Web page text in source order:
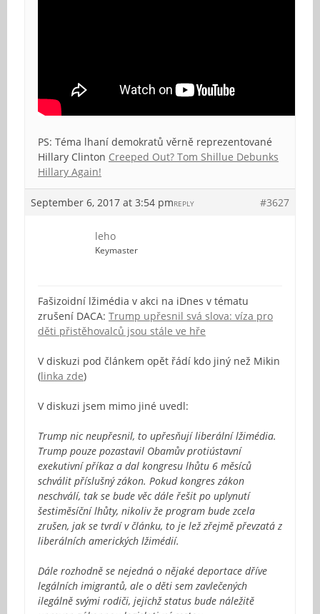
PS: Téma lhaní demokratů věrně reprezentované
Hillary Clinton Creeped Out? Tom Shillue Debunks
Hillary Again!
September 6, 2017 at 3:54 pm #3627
REPLY
leho
Keymaster
Fašizoidní lžimédia v akci na iDnes v tématu
zrušení DACA: Trump upřesnil svá slova: víza pro
děti přistěhovalců jsou stále ve hře
V diskuzi pod článkem opět řádí kdo jiný než Mikin
(linka zde)
V diskuzi jsem mimo jiné uvedl:
Trump nic neupřesnil, to upřesňují liberální lžimédia.
Trump pouze pozastavil Obamův protiústavní
exekutivní příkaz a dal kongresu lhůtu 6 měsíců
schválit příslušný zákon. Pokud kongres zákon
neschválí, tak se bude věc dále řešit po uplynutí
šestiměsíční lhůty, nikoliv že program bude zcela
zrušen, jak se tvrdí v článku, to je lež zřejmě převzatá z
liberálních amerických lžimédií.
Dále rozhodně se nejedná o nějaké deportace dříve
legálních imigrantů, ale o děti sem zavlečených
ilegálně svými rodiči, jejichž status bude náležitě